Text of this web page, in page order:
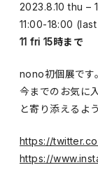
2023.8.10 thu –
11:00-18:00
11 fri 15時まで
nono初個展です。
今までのお気に
と寄り添えるよ
https://
https://